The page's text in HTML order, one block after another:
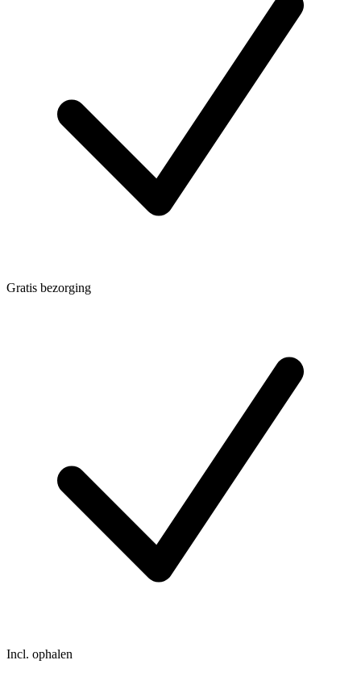
Gratis bezorging
Incl. ophalen